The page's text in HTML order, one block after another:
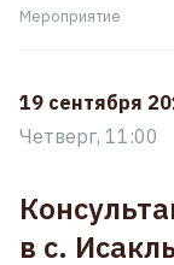
Мероприятие
19 сентября
Четверг, 11:00
в с.